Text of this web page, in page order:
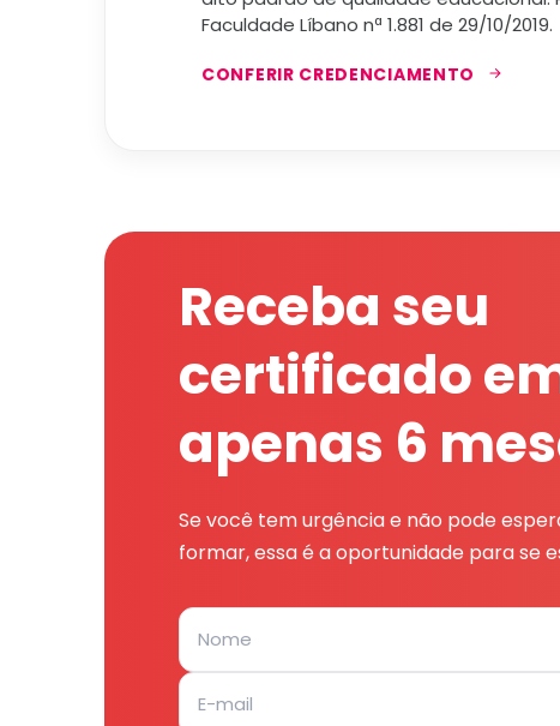
Faculdade Líbano nª 1.881 de 29/10/2019.
CONFERIR CREDENCIAMENTO
Receba seu
certificado
apenas 6
Se você tem urgência e não pode
formar, essa é a oportunidade para se